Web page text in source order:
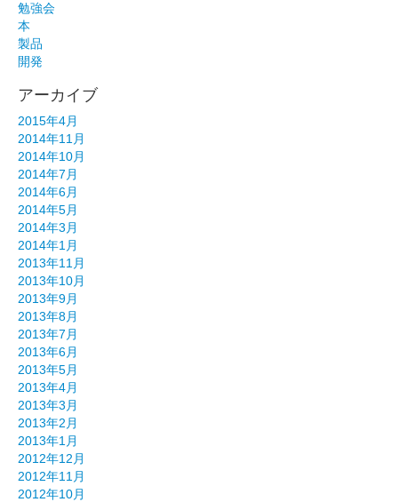
勉強会
本
製品
開発
アーカイブ
2015年4月
2014年11月
2014年10月
2014年7月
2014年6月
2014年5月
2014年3月
2014年1月
2013年11月
2013年10月
2013年9月
2013年8月
2013年7月
2013年6月
2013年5月
2013年4月
2013年3月
2013年2月
2013年1月
2012年12月
2012年11月
2012年10月